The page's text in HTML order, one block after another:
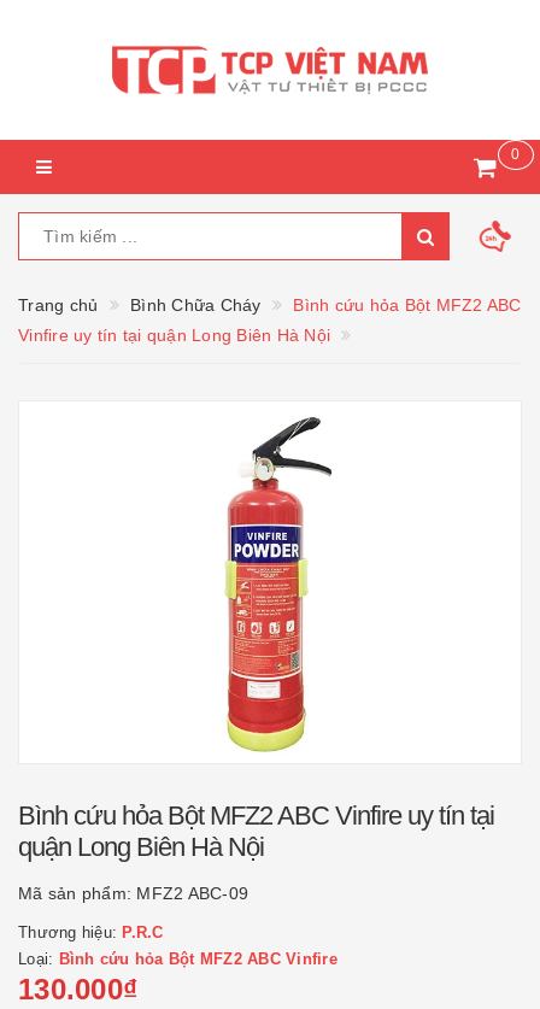
0
Trang chủ Bình Chữa Cháy
Bình cứu hỏa Bột MFZ2 ABC
Vinfire uy tín tại quận Long Biên Hà Nội
Bình cứu hỏa Bột MFZ2 ABC Vinfire uy tín tại
quận Long Biên Hà Nội
Mã sản phẩm: MFZ2 ABC-09
Thương hiệu: P.R.C
Loại: Bình cứu hỏa Bột MFZ2 ABC Vinfire
130.000₫